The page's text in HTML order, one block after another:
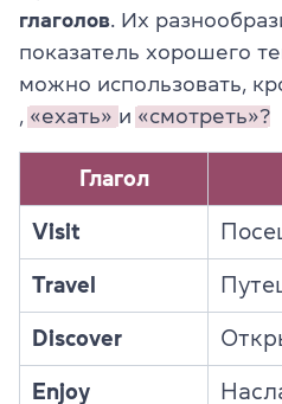
глаголов . Их
показатель хорошего
можно использовать,
«ехать» и «смотреть»?
Глагол
Visit
Travel
Discover
Enjoy